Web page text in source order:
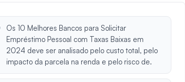
Os 10 Melhores Bancos para Solicitar
Empréstimo Pessoal com Taxas Baixas em
2024 deve ser analisado pelo custo total, pelo
impacto da parcela na renda e pelo risco de.